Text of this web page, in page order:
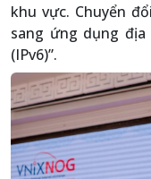
khu vực. Chuyển
sang ứng dụng
(IPv6)”.